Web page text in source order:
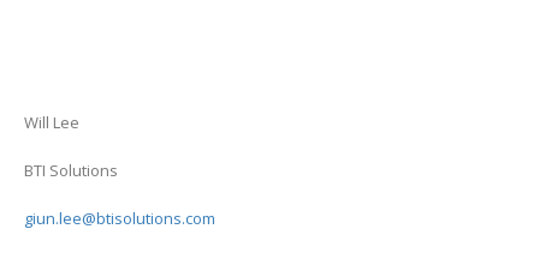
Will Lee
BTI Solutions
giun.lee@btisolutions.com